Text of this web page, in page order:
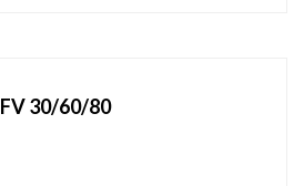
FV 30/60/80